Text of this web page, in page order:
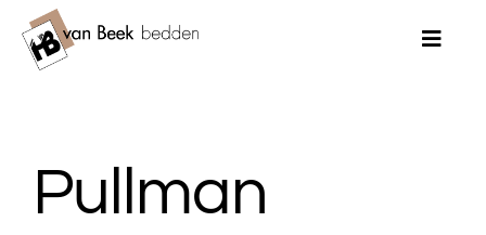
naar
Toggle
Merken
Pullman